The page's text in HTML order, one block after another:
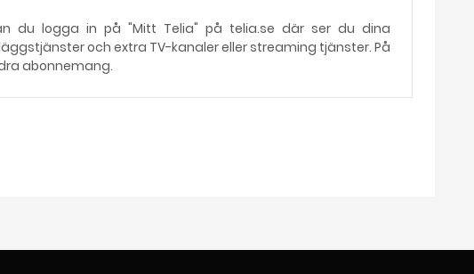
du logga in på "Mitt Telia" på telia.se där ser du dina
och extra TV-kanaler eller streaming tjänster. På
abonnemang.